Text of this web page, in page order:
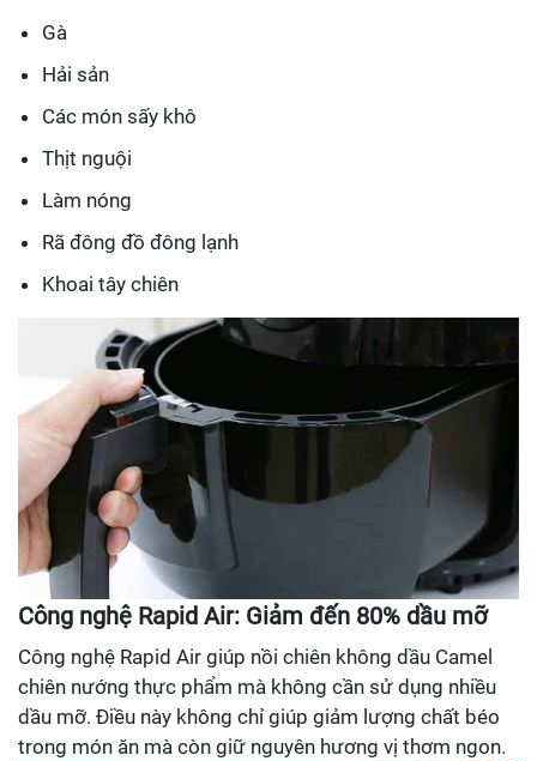
Gà
Hải sản
Các món sấy khô
Thịt nguội
Làm nóng
Rã đông đồ đông lạnh
Khoai tây chiên
Công nghệ Rapid Air: Giảm đến 80% dầu mỡ
Công nghệ Rapid Air giúp nồi chiên không dầu Camel
chiên nướng thực phẩm mà không cần sử dụng nhiều
dầu mỡ. Điều này không chỉ giúp giảm lượng chất béo
trong món ăn mà còn giữ nguyên hương vị thơm ngon.